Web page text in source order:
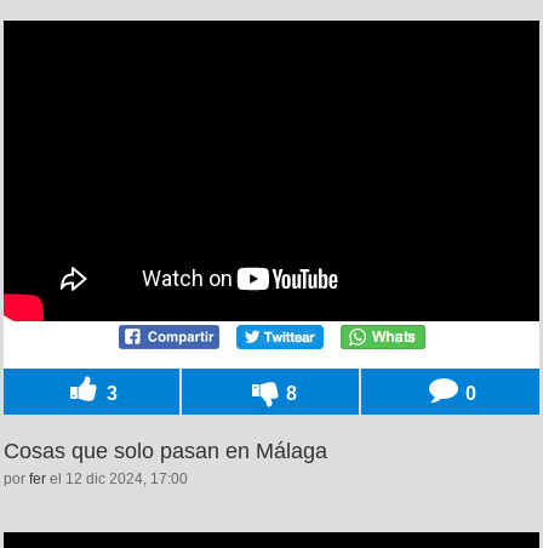
3 8 0
Cosas que solo pasan en Málaga
por fer el 12 dic 2024, 17:00